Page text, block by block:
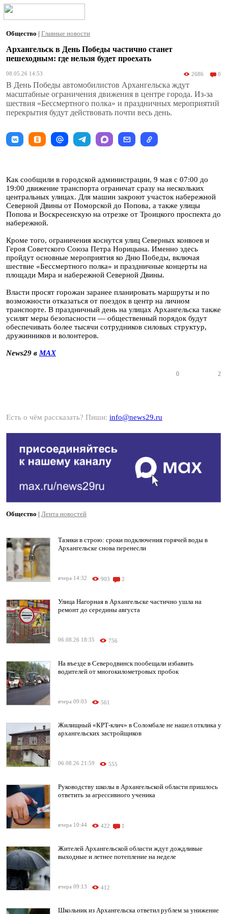
Общество | Главные новости
Архангельск в День Победы частично станет
пешеходным: где нельзя будет проехать
08.05.26 14:53 2686 0
В День Победы автомобилистов Архангельска ждут
масштабные ограничения движения в центре города. Из-за
шествия «Бессмертного полка» и праздничных мероприятий
перекрытия будут действовать почти весь день.
Как сообщили в городской администрации, 9 мая с 07:00 до
19:00 движение транспорта ограничат сразу на нескольких
центральных улицах. Для машин закроют участок набережной
Северной Двины от Поморской до Попова, а также улицы
Попова и Воскресенскую на отрезке от Троицкого проспекта до
набережной.
Кроме того, ограничения коснутся улиц Северных конвоев и
Героя Советского Союза Петра Норицына. Именно здесь
пройдут основные мероприятия ко Дню Победы, включая
шествие «Бессмертного полка» и праздничные концерты на
площади Мира и набережной Северной Двины.
Власти просят горожан заранее планировать маршруты и по
возможности отказаться от поездок в центр на личном
транспорте. В праздничный день на улицах Архангельска также
усилят меры безопасности — общественный порядок будут
обеспечивать более тысячи сотрудников силовых структур,
дружинников и волонтеров.
News29 в MAX
0 2
Есть о чём рассказать? Пиши: info@news29.ru
Общество | Лента новостей
Тазики в строю: сроки подключения горячей воды в
Архангельске снова перенесли
вчера 14:32 903 2
Улица Нагорная в Архангельске частично ушла на
ремонт до середины августа
06.08.26 18:35 756
На въезде в Северодвинск пообещали избавить
водителей от многокилометровых пробок
вчера 09:03 561
Жилищный «КРТ-клич» в Соломбале не нашел отклика у
архангельских застройщиков
06.08.26 21:59 555
Руководству школы в Архангельской области пришлось
ответить за агрессивного ученика
вчера 10:44 422 1
Жителей Архангельской области ждут дождливые
выходные и летнее потепление на неделе
вчера 09:13 412
Школьник из Архангельска ответил рублем за унижение